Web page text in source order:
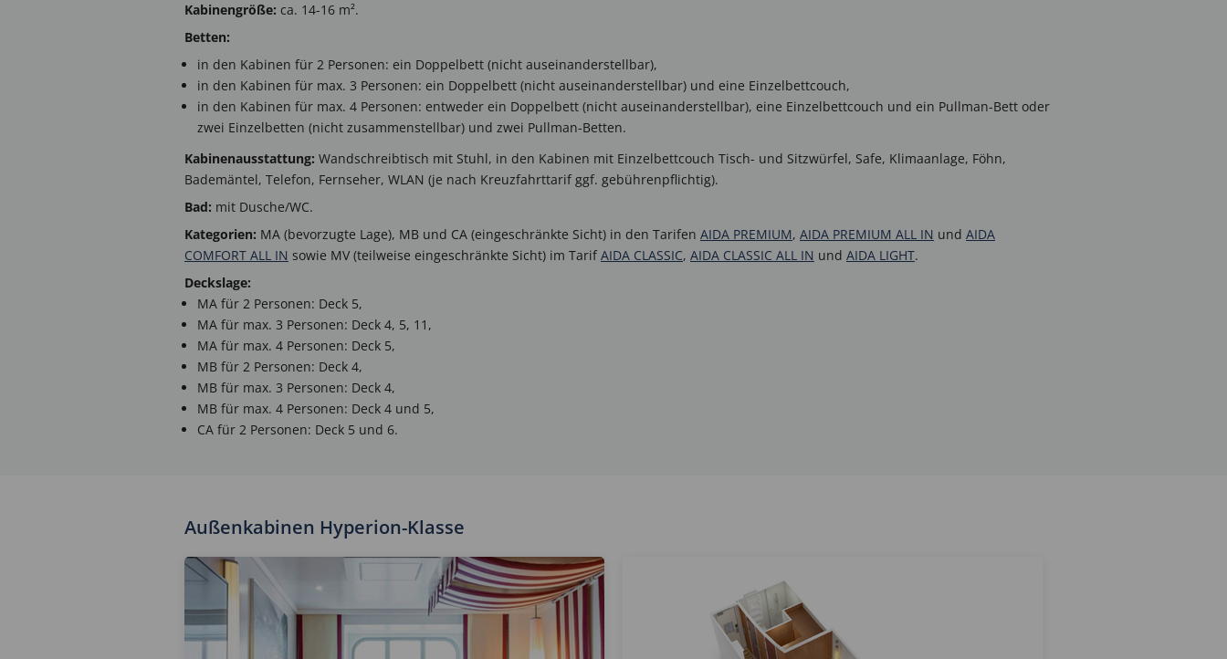
Kabinengröße: ca. 14-16 m².
Betten:
in den Kabinen für 2 Personen: ein Doppelbett (nicht auseinanderstellbar),
in den Kabinen für max. 3 Personen: ein Doppelbett (nicht auseinanderstellbar) und eine Einzelbettcouch,
in den Kabinen für max. 4 Personen: entweder ein Doppelbett (nicht auseinanderstellbar), eine Einzelbettcouch und ein Pullman-Bett oder
zwei Einzelbetten (nicht zusammenstellbar) und zwei Pullman-Betten.
Kabinenausstattung: Wandschreibtisch mit Stuhl, in den Kabinen mit Einzelbettcouch Tisch- und Sitzwürfel, Safe, Klimaanlage, Föhn,
Bademäntel, Telefon, Fernseher, WLAN (je nach Kreuzfahrttarif ggf. gebührenpflichtig).
Bad: mit Dusche/WC.
Kategorien: MA (bevorzugte Lage), MB und CA (eingeschränkte Sicht) in den Tarifen AIDA PREMIUM, AIDA PREMIUM ALL IN und AIDA
COMFORT ALL IN sowie MV (teilweise eingeschränkte Sicht) im Tarif AIDA CLASSIC, AIDA CLASSIC ALL IN und AIDA LIGHT.
Deckslage:
MA für 2 Personen: Deck 5,
MA für max. 3 Personen: Deck 4, 5, 11,
MA für max. 4 Personen: Deck 5,
MB für 2 Personen: Deck 4,
MB für max. 3 Personen: Deck 4,
MB für max. 4 Personen: Deck 4 und 5,
CA für 2 Personen: Deck 5 und 6.
Außenkabinen Hyperion-Klasse